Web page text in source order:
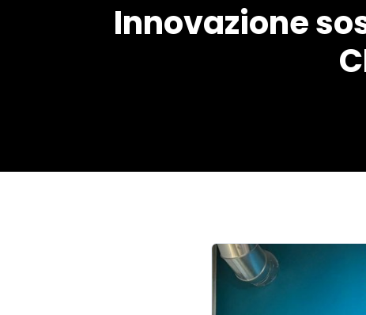
Innovazione